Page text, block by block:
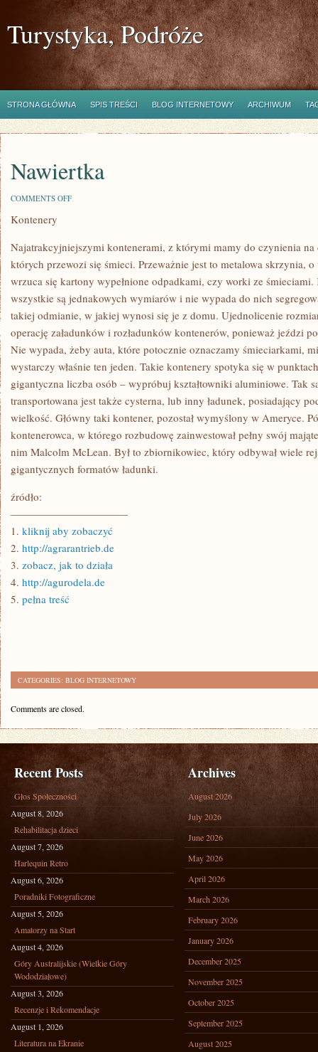
Turystyka, Podróże
STRONA GŁÓWNA SPIS TREŚCI BLOG INTERNETOWY ARCHIWUM
Nawiertka
COMMENTS OFFON
Kontenery
Najatrakcyjniejszymi kontenerami, z którymi mamy do czynienia na
których przewozi się śmieci. Przeważnie jest to metalowa skrzynia,
wrzuca się kartony wypełnione odpadkami, czy worki ze
wszystkie są jednakowych wymiarów i nie wypada do nich
takiej odmianie, w jakiej wynosi się je z domu. Ujednolicenie
operację załadunków i rozładunków kontenerów, ponieważ jeździ
Nie wypada, żeby auta, które potocznie oznaczamy śmieciarkami,
wystarczy właśnie ten jeden. Takie kontenery spotyka się w
gigantyczna liczba osób – wypróbuj kształtowniki aluminiowe. Tak
transportowana jest także cysterna, lub inny ładunek, posiadający
wielkość. Główny taki kontener, pozostał wymyślony w Ameryce.
kontenerowca, w którego rozbudowę zainwestował pełny swój
nim Malcolm McLean. Był to zbiornikowiec, który odbywał wiele
gigantycznych formatów ładunki.
źródło:
———————————
1. kliknij aby zobaczyć
2. http://agrarantrieb.de
3. zobacz, jak to działa
4. http://agurodela.de
5. pełna treść
CATEGORIES: BLOG INTERNETOWY
Comments are closed.
Recent Posts
Głos Społeczności
August 8, 2026
Rehabilitacja dzieci
August 7, 2026
Harlequin Retro
August 6, 2026
Poradniki Fotograficzne
August 5, 2026
Amatorzy na Start
August 4, 2026
Góry Australijskie (Wielkie Góry
Wododziałowe)
August 3, 2026
Recenzje i Rekomendacje
August 1, 2026
Literatura na Ekranie
Archives
August 2026
July 2026
June 2026
May 2026
April 2026
March 2026
February 2026
January 2026
December 2025
November 2025
October 2025
September 2025
August 2025